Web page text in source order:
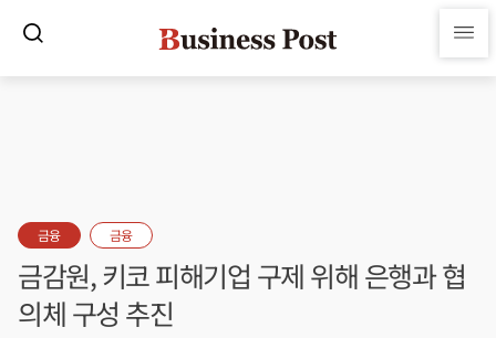
금융 금융
금감원, 키코 피해기업 구제 위해 은행과 협
의체 구성 추진